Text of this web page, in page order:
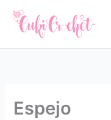
contenido
Espejo